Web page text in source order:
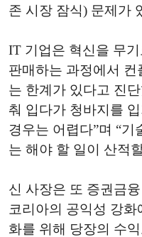
존 시장 잠식) 문제가
IT 기업은 혁신을 무
판매하는 과정에서 컨
는 한계가 있다고 진
춰 입다가 청바지를
경우는 어렵다”며 “기
는 해야 할 일이 산적
신 사장은 또 증권금
코리아의 공익성 강
화를 위해 당장의 수